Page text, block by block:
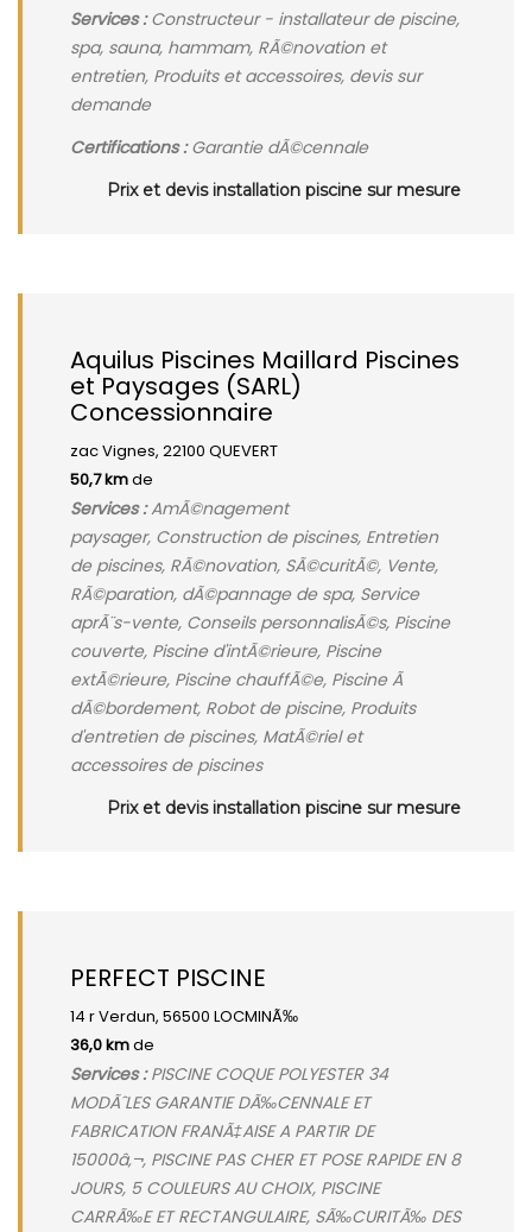
Services :Constructeur - installateur de piscine,
spa, sauna, hammam, RÃ©novation et
entretien, Produits et accessoires, devis sur
demande
Certifications :Garantie dÃ©cennale
Prix et devis installation piscine sur mesure
Aquilus Piscines Maillard Piscines
et Paysages (SARL)
Concessionnaire
zac Vignes, 22100 QUEVERT
50,7 kmde
Services :AmÃ©nagement
paysager, Construction de piscines, Entretien
de piscines, RÃ©novation, SÃ©curitÃ©, Vente,
RÃ©paration, dÃ©pannage de spa, Service
aprÃ¨s-vente, Conseils personnalisÃ©s, Piscine
couverte, Piscine d'intÃ©rieure, Piscine
extÃ©rieure, Piscine chauffÃ©e, Piscine Ã
dÃ©bordement, Robot de piscine, Produits
d'entretien de piscines, MatÃ©riel et
accessoires de piscines
Prix et devis installation piscine sur mesure
PERFECT PISCINE
14 r Verdun, 56500 LOCMINÃ‰
36,0 kmde
Services :PISCINE COQUE POLYESTER 34
MODÃˆLES GARANTIE DÃ‰CENNALE ET
FABRICATION FRANÃ‡AISE A PARTIR DE
15000â‚¬, PISCINE PAS CHER ET POSE RAPIDE EN 8
JOURS, 5 COULEURS AU CHOIX, PISCINE
CARRÃ‰E ET RECTANGULAIRE, SÃ‰CURITÃ‰ DES